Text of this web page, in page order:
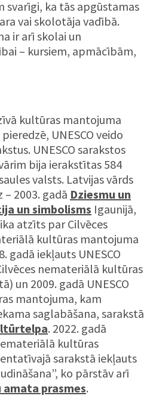
svarīgi, ka tās apgūstamas
vai skolotāja vadībā.
ir arī skolai un
– kursiem, apmācībām,
kultūras mantojuma
UNESCO veido
UNESCO sarakstos
bija ierakstītas 584
valsts. Latvijas vārds
2003. gadā Dziesmu un
un simbolisms Igaunijā,
atzīts par Cilvēces
kultūras mantojuma
gadā iekļauts UNESCO
nemateriālā kultūras
un 2009. gadā UNESCO
mantojuma, kam
saglabāšana, sarakstā
. 2022. gadā
kultūras
sarakstā iekļauts
ko pārstāv arī
prasmes.